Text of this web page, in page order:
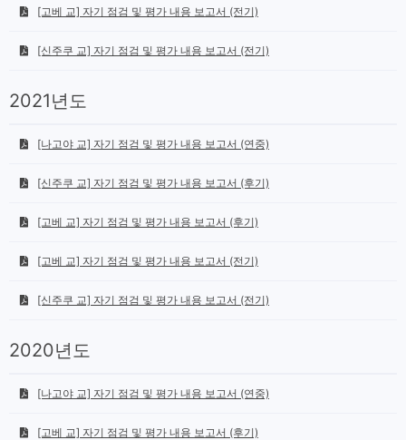
[고베 교] 자기 점검 및 평가 내용 보고서 (전기)
[신주쿠 교] 자기 점검 및 평가 내용 보고서 (전기)
2021년도
[나고야 교] 자기 점검 및 평가 내용 보고서 (연중)
[신주쿠 교] 자기 점검 및 평가 내용 보고서 (후기)
[고베 교] 자기 점검 및 평가 내용 보고서 (후기)
[고베 교] 자기 점검 및 평가 내용 보고서 (전기)
[신주쿠 교] 자기 점검 및 평가 내용 보고서 (전기)
2020년도
[나고야 교] 자기 점검 및 평가 내용 보고서 (연중)
[고베 교] 자기 점검 및 평가 내용 보고서 (후기)